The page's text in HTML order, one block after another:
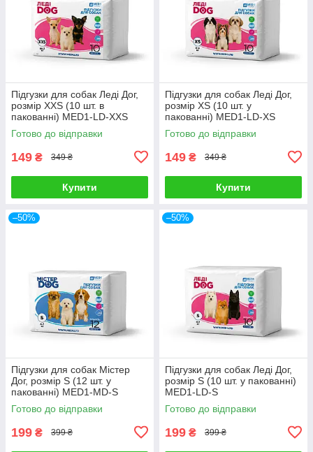
Підгузки для собак Леді Дог,
розмір XXS (10 шт. в
пакованні) MED1-LD-XXS
Готово до відправки
149 ₴ 349 ₴
Купити
Підгузки для собак Леді Дог,
розмір XS (10 шт. у
пакованні) MED1-LD-XS
Готово до відправки
149 ₴ 349 ₴
Купити
–50%
Підгузки для собак Містер
Дог, розмір S (12 шт. у
пакованні) MED1-MD-S
Готово до відправки
199 ₴ 399 ₴
–50%
Підгузки для собак Леді Дог,
розмір S (10 шт. у пакованні)
MED1-LD-S
Готово до відправки
199 ₴ 399 ₴